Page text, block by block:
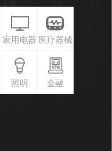
家用电器 医疗器械
照明 金融